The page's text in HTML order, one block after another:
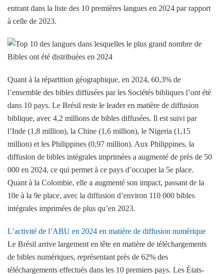
entrant dans la liste des 10 premières langues en 2024 par rapport
à celle de 2023.
Quant à la répartition géographique, en 2024, 60,3% de
l’ensemble des bibles diffusées par les Sociétés bibliques l’ont été
dans 10 pays. Le Brésil reste le leader en matière de diffusion
biblique, avec 4,2 millions de bibles diffusées. Il est suivi par
l’Inde (1,8 million), la Chine (1,6 million), le Nigeria (1,15
million) et les Philippines (0,97 million). Aux Philippines, la
diffusion de bibles intégrales imprimées a augmenté de près de 50
000 en 2024, ce qui permet à ce pays d’occuper la 5e place.
Quant à la Colombie, elle a augmenté son impact, passant de la
10e à la 9e place, avec la diffusion d’environ 110 000 bibles
intégrales imprimées de plus qu’en 2023.
L’activité de l’ABU en 2024 en matière de diffusion numérique
Le Brésil arrive largement en tête en matière de téléchargements
de bibles numériques, représentant près de 62% des
téléchargements effectués dans les 10 premiers pays. Les États-